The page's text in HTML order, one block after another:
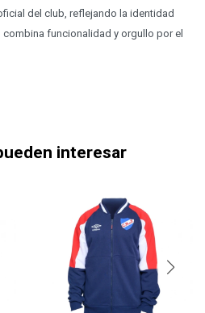
del club, reflejando la identidad
funcionalidad y orgullo por el
interesar